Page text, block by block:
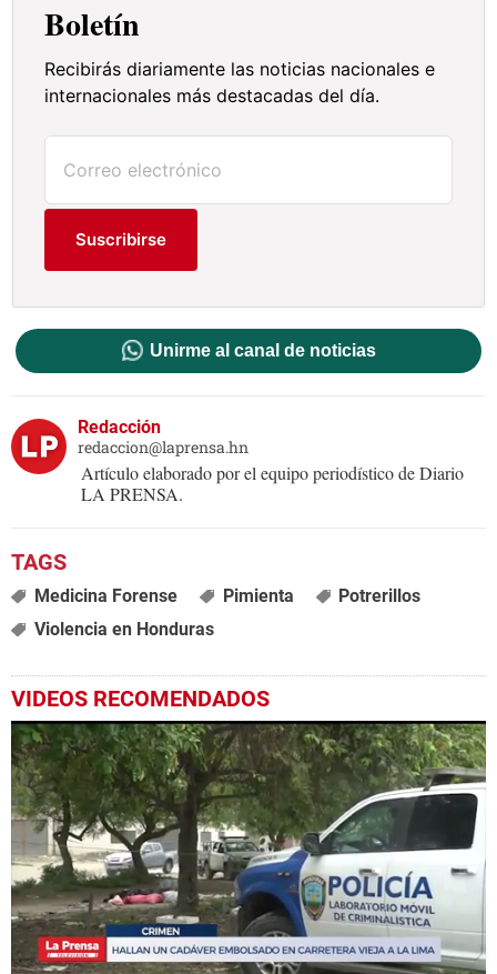
Boletín
Recibirás diariamente las noticias nacionales e
internacionales más destacadas del día.
Suscribirse
Unirme al canal de noticias
Redacción
redaccion@laprensa.hn
Artículo elaborado por el equipo periodístico de Diario
LA PRENSA.
Medicina Forense Pimienta
Potrerillos
Violencia en Honduras
VIDEOS RECOMENDADOS